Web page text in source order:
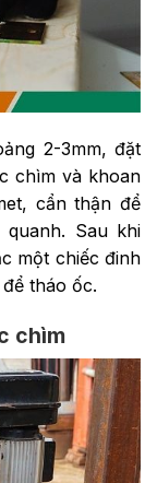
2-3mm, đặt
chìm và khoan
cẩn thận để
Sau khi
một chiếc đinh
tháo ốc.
chìm